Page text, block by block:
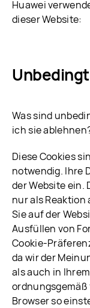
Huawei
dieser Website:
Was sind
ich sie
Diese Cookies
notwendig. Ihre
der Website ein.
nur als
Sie auf der
Ausfüllen von
Cookie-
da wir der
als auch in
Browser so